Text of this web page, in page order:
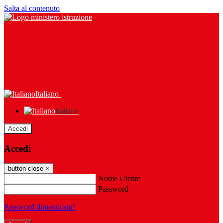
Salta al contenuto
Italiano
Italiano
Accedi
Accedi
button close ×
Nome Utente
Password
Password dimenticata?